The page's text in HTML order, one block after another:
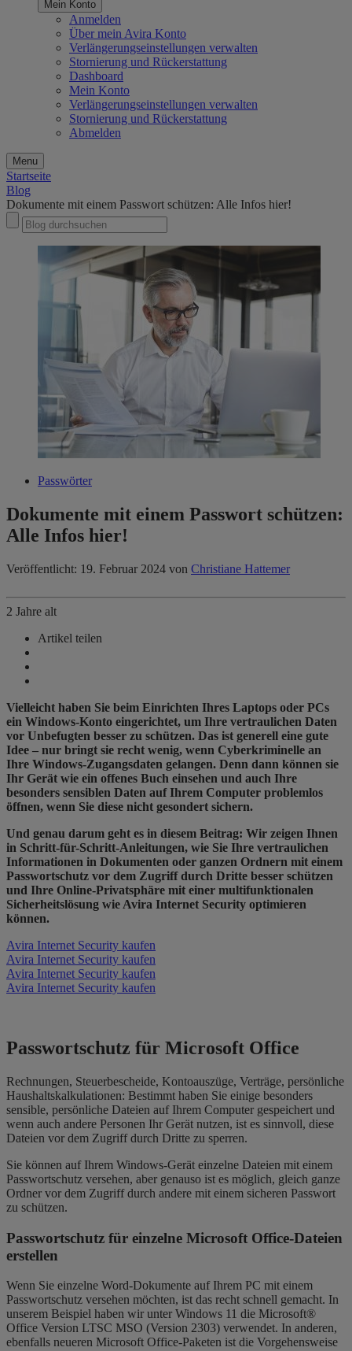
Mein Konto
Anmelden
Über mein Avira Konto
Verlängerungseinstellungen verwalten
Stornierung und Rückerstattung
Dashboard
Mein Konto
Verlängerungseinstellungen verwalten
Stornierung und Rückerstattung
Abmelden
Menu
Startseite
Blog
Dokumente mit einem Passwort schützen: Alle Infos hier!
Passwörter
Dokumente mit einem Passwort schützen:
Alle Infos hier!
Veröffentlicht: 19. Februar 2024 von Christiane Hattemer
2 Jahre alt
Artikel teilen
Vielleicht haben Sie beim Einrichten Ihres Laptops oder PCs
ein Windows-Konto eingerichtet, um Ihre vertraulichen Daten
vor Unbefugten besser zu schützen. Das ist generell eine gute
Idee – nur bringt sie recht wenig, wenn Cyberkriminelle an
Ihre Windows-Zugangsdaten gelangen. Denn dann können sie
Ihr Gerät wie ein offenes Buch einsehen und auch Ihre
besonders sensiblen Daten auf Ihrem Computer problemlos
öffnen, wenn Sie diese nicht gesondert sichern.
Und genau darum geht es in diesem Beitrag: Wir zeigen Ihnen
in Schritt-für-Schritt-Anleitungen, wie Sie Ihre vertraulichen
Informationen in Dokumenten oder ganzen Ordnern mit einem
Passwortschutz vor dem Zugriff durch Dritte besser schützen
und Ihre Online-Privatsphäre mit einer multifunktionalen
Sicherheitslösung wie Avira Internet Security optimieren
können.
Avira Internet Security kaufen
Avira Internet Security kaufen
Avira Internet Security kaufen
Avira Internet Security kaufen
Passwortschutz für Microsoft Office
Rechnungen, Steuerbescheide, Kontoauszüge, Verträge, persönliche
Haushaltskalkulationen: Bestimmt haben Sie einige besonders
sensible, persönliche Dateien auf Ihrem Computer gespeichert und
wenn auch andere Personen Ihr Gerät nutzen, ist es sinnvoll, diese
Dateien vor dem Zugriff durch Dritte zu sperren.
Sie können auf Ihrem Windows-Gerät einzelne Dateien mit einem
Passwortschutz versehen, aber genauso ist es möglich, gleich ganze
Ordner vor dem Zugriff durch andere mit einem sicheren Passwort
zu schützen.
Passwortschutz für einzelne Microsoft Office-Dateien
erstellen
Wenn Sie einzelne Word-Dokumente auf Ihrem PC mit einem
Passwortschutz versehen möchten, ist das recht schnell gemacht. In
unserem Beispiel haben wir unter Windows 11 die Microsoft®
Office Version LTSC MSO (Version 2303) verwendet. In anderen,
ebenfalls neueren Microsoft Office-Paketen ist die Vorgehensweise